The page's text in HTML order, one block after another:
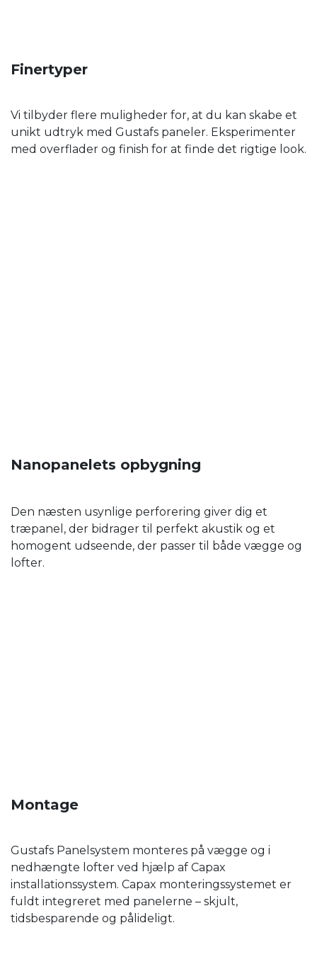
Finertyper
Vi tilbyder flere muligheder for, at du kan skabe et
unikt udtryk med Gustafs paneler. Eksperimenter
med overflader og finish for at finde det rigtige look.
Nanopanelets opbygning
Den næsten usynlige perforering giver dig et
træpanel, der bidrager til perfekt akustik og et
homogent udseende, der passer til både vægge og
lofter.
Montage
Gustafs Panelsystem monteres på vægge og i
nedhængte lofter ved hjælp af Capax
installationssystem. Capax monteringssystemet er
fuldt integreret med panelerne – skjult,
tidsbesparende og pålideligt.